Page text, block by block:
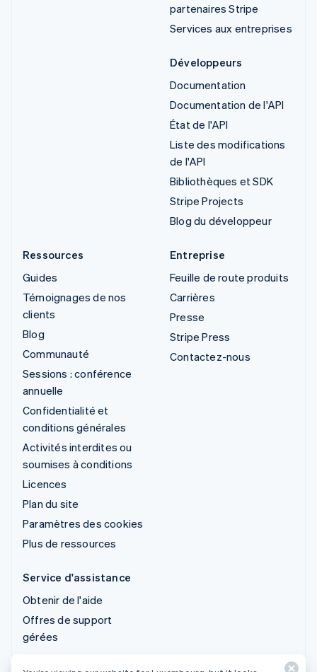
partenaires Stripe
Services aux entreprises
Développeurs
Documentation
Documentation de l'API
État de l'API
Liste des modifications
de l'API
Bibliothèques et SDK
Stripe Projects
Blog du développeur
Ressources
Guides
Témoignages de nos
clients
Blog
Communauté
Sessions : conférence
annuelle
Confidentialité et
conditions générales
Activités interdites ou
soumises à conditions
Licences
Plan du site
Paramètres des cookies
Plus de ressources
Entreprise
Feuille de route produits
Carrières
Presse
Stripe Press
Contactez-nous
Service d'assistance
Obtenir de l'aide
Offres de support
gérées